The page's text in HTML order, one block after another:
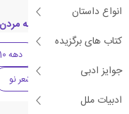
انواع داستان
کتاب های برگزیده
جوایز ادبی
ادبیات ملل
دسته بندی های کتاب به
دهه 2010 میلادی
شعر ایرانی
شعر نو